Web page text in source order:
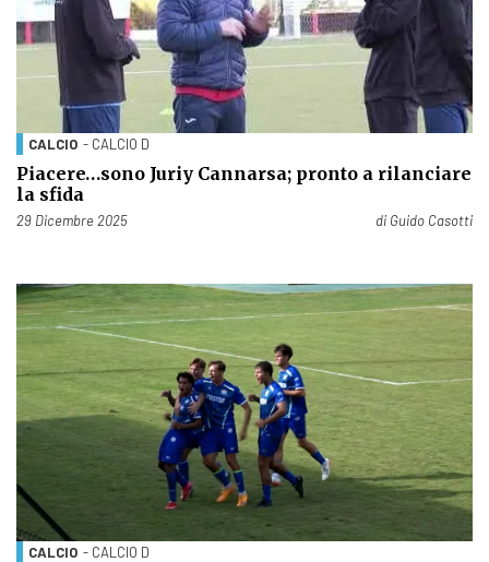
CALCIO - CALCIO D
Piacere…sono Juriy Cannarsa; pronto a rilanciare
la sfida
Pubblicato il
29 Dicembre 2025 di Guido Casotti
CALCIO - CALCIO D